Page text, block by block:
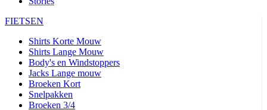
FIETSEN
Shirts Korte Mouw
Shirts Lange Mouw
Body's en Windstoppers
Jacks Lange mouw
Broeken Kort
Snelpakken
Broeken 3/4